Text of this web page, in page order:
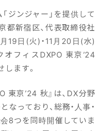
ジンジャー」を提供して
都新宿区、代表取締役社
19日(火)・11月20日(水)
フィスDXPO 東京’24
ます。
東京’24 秋』は、DX分野
っており、総務・人事・
8つを同時開催していま